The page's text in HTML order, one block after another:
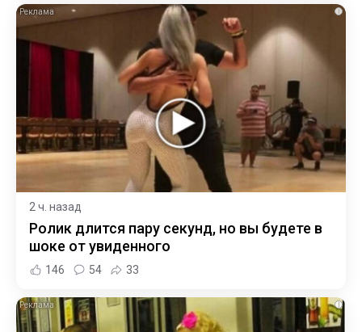
i
2 ч. назад
Ролик длится пару секунд, но вы будете в
шоке от увиденного
146 54 33
i